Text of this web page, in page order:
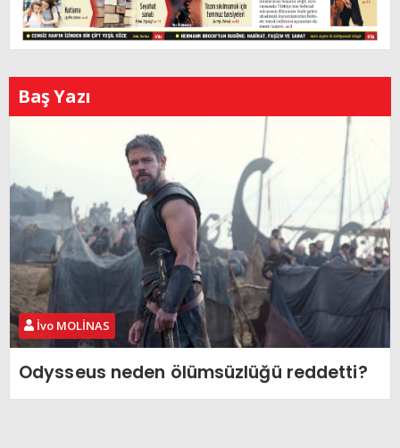
Baş Yazı
İvo MOLİNAS
Odysseus neden ölümsüzlüğü reddetti?